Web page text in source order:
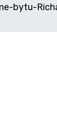
bytu-